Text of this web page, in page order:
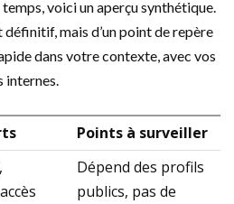
voici un aperçu synthétique.
définitif, mais d’un point de repère
dans votre contexte, avec vos
internes.
Points à surveiller
Dépend des profils
publics, pas de